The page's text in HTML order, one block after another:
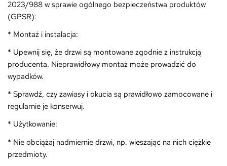
2023/988 w sprawie ogólnego bezpieczeństwa produktów
(GPSR):
* Montaż i instalacja:
* Upewnij się, że drzwi są montowane zgodnie z instrukcją
producenta. Nieprawidłowy montaż może prowadzić do
wypadków.
* Sprawdź, czy zawiasy i okucia są prawidłowo zamocowane i
regularnie je konserwuj.
* Użytkowanie:
* Nie obciążaj nadmiernie drzwi, np. wieszając na nich ciężkie
przedmioty.